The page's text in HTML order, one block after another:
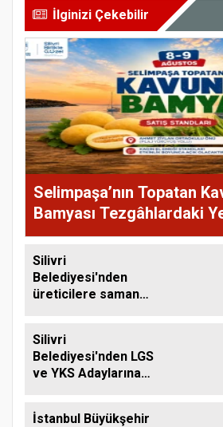
İlginizi Çekebilir
Selimpaşa’nın Topatan
Bamyası Tezgâhlardaki
Silivri
Belediyesi'nden
üreticilere saman
Silivri
Belediyesi'nden LGS
ve YKS Adaylarına
İstanbul Büyükşehir